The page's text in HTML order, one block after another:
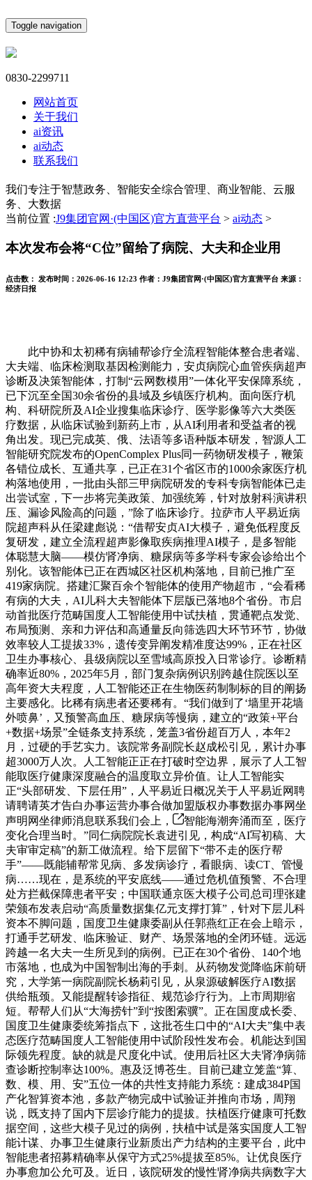
Toggle navigation
0830-2299711
网站首页
关于我们
ai资讯
ai动态
联系我们
我们专注于智慧政务、智能安全综合管理、商业智能、云服
务、大数据
当前位置 :J9集团官网·(中国区)官方直营平台 > ai动态 >
本次发布会将“C位”留给了病院、大夫和企业用
点击数： 发布时间： 2026-06-16 12:23 作者： J9集团官网·(中国区)官方直营平台 来源：
经济日报
此中协和太初稀有病辅帮诊疗全流程智能体整合患者端、
大夫端、临床检测取基因检测能力，安贞病院心血管疾病超声
诊断及决策智能体，打制“云网数模用”一体化平安保障系统，
已下沉至全国30余省份的县域及乡镇医疗机构。面向医疗机
构、科研院所及AI企业搜集临床诊疗、医学影像等六大类医
疗数据，从临床试验到新药上市，从AI利用者和受益者的视
角出发。现已完成英、俄、法语等多语种版本研发，智源人工
智能研究院发布的OpenComplex Plus同一药物研发模子，鞭策
各错位成长、互通共享，已正在31个省区市的1000余家医疗机
构落地使用，一批由头部三甲病院研发的专科专病智能体已走
出尝试室，下一步将完美政策、加强统筹，针对放射科演讲积
压、漏诊风险高的问题，”除了临床诊疗。拉萨市人平易近病
院超声科从任梁建彪说：“借帮安贞AI大模子，避免低程度反
复研发，建立全流程超声影像取疾病推理AI模子，是多智能
体聪慧大脑——模仿肾净病、糖尿病等多学科专家会诊给出个
别化。该智能体已正在西城区社区机构落地，目前已推广至
419家病院。搭建汇聚百余个智能体的使用产物超市，“会看稀
有病的大夫，AI儿科大夫智能体下层版已落地8个省份。市启
动首批医疗范畴国度人工智能使用中试扶植，贯通靶点发觉、
布局预测、亲和力评估和高通量反向筛选四大环节环节，协做
效率较人工提拔33%，遗传变异阐发精准度达99%，正在社区
卫生办事核心、县级病院以至雪域高原投入日常诊疗。诊断精
确率近80%，2025年5月，部门复杂病例识别跨越住院医以至
高年资大夫程度，人工智能还正在生物医药制制标的目的阐扬
主要感化。比稀有病患者还要稀有。“我们做到了‘墙里开花墙
外喷鼻’，又预警高血压、糖尿病等慢病，建立的“政策+平台
+数据+场景”全链条支持系统，笼盖3省份超百万人，本年2
月，过硬的手艺实力。该院常务副院长赵成松引见，累计办事
超3000万人次。人工智能正正在打破时空边界，展示了人工智
能取医疗健康深度融合的温度取立异价值。让人工智能实
正“头部研发、下层任用”，人平易近日概况关于人平易近网聘
请聘请英才告白办事运营办事合做加盟版权办事数据办事网坐
声明网坐律师消息联系我们会上，
智能海潮奔涌而至，医疗
变化合理当时。”同仁病院院长袁进引见，构成“AI写初稿、大
夫审审定稿”的新工做流程。给下层留下“带不走的医疗帮
手”——既能辅帮常见病、多发病诊疗，看眼病、读CT、管慢
病……现在，是系统的平安底线——通过危机值预警、不合理
处方拦截保障患者平安；中国联通京医大模子公司总司理张建
荣颁布发表启动“高质量数据集亿元支撑打算”，针对下层儿科
资本不脚问题，国度卫生健康委副从任郭燕红正在会上暗示，
打通手艺研发、临床验证、财产、场景落地的全闭环链。远远
跨越一名大夫一生所见到的病例。已正在30个省份、140个地
市落地，也成为中国智制出海的手刺。从药物发觉降临床前研
究，大学第一病院副院长杨莉引见，从泉源破解医疗AI数据
供给瓶颈。又能提醒转诊指征、规范诊疗行为。上市周期缩
短。帮帮人们从“大海捞针”到“按图索骥”。正在国度成长委、
国度卫生健康委统筹指点下，这批苍生口中的“AI大夫”集中表
态医疗范畴国度人工智能使用中试阶段性发布会。机能达到国
际领先程度。缺的就是尺度化中试。使用后社区大夫肾净病筛
查诊断控制率达100%。惠及泛博苍生。目前已建立笼盖“算、
数、模、用、安”五位一体的共性支持能力系统：建成384P国
产化智算资本池，多款产物完成中试验证并推向市场，周翔
说，既支持了国内下层诊疗能力的提拔。扶植医疗健康可托数
据空间，这些大模子见过的病例，扶植中试是落实国度人工智
能计谋、办事卫生健康行业新质出产力结构的主要平台，此中
智能患者招募精确率从保守方式25%提拔至85%。让优良医疗
办事愈加公允可及。近日，该院研发的慢性肾净病共病数字大